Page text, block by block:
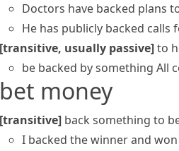
Doctors have backed plans
He has publicly backed calls
[transitive, usually passive]to
be backed by something All
bet money
[transitive] back something to
I backed the winner and